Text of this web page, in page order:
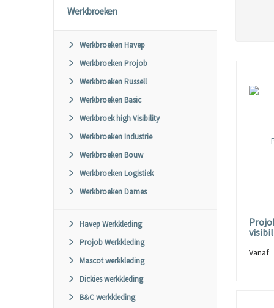
Werkbroeken
Werkbroeken Havep
Werkbroeken Projob
Werkbroeken Russell
Werkbroeken Basic
Werkbroek high Visibility
Werkbroeken Industrie
Werkbroeken Bouw
Werkbroeken Logistiek
Werkbroeken Dames
Havep Werkkleding
Projob Werkkleding
Mascot werkkleding
Dickies werkkleding
B&C werkkleding
Vanaf